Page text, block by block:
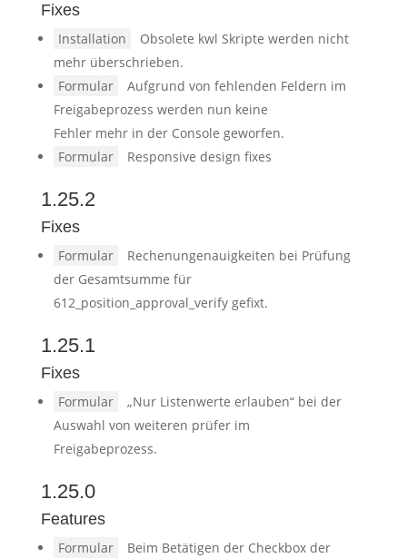
Fixes
Installation
Obsolete kwl Skripte werden nicht
mehr überschrieben.
Formular
Aufgrund von fehlenden Feldern im
Freigabeprozess werden nun keine
Fehler mehr in der Console geworfen.
Formular
Responsive design fixes
1.25.2
Fixes
Formular
Rechenungenauigkeiten bei Prüfung
der Gesamtsumme für
612_position_approval_verify gefixt.
1.25.1
Fixes
Formular
„Nur Listenwerte erlauben“ bei der
Auswahl von weiteren prüfer im
Freigabeprozess.
1.25.0
Features
Formular
Beim Betätigen der Checkbox der